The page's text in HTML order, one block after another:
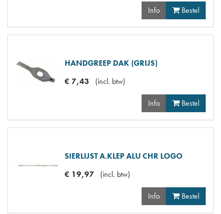
Info Bestel
HANDGREEP DAK (GRIJS)
€ 7,43 (incl. btw)
Info Bestel
SIERLIJST A.KLEP ALU CHR LOGO
€ 19,97 (incl. btw)
Info Bestel